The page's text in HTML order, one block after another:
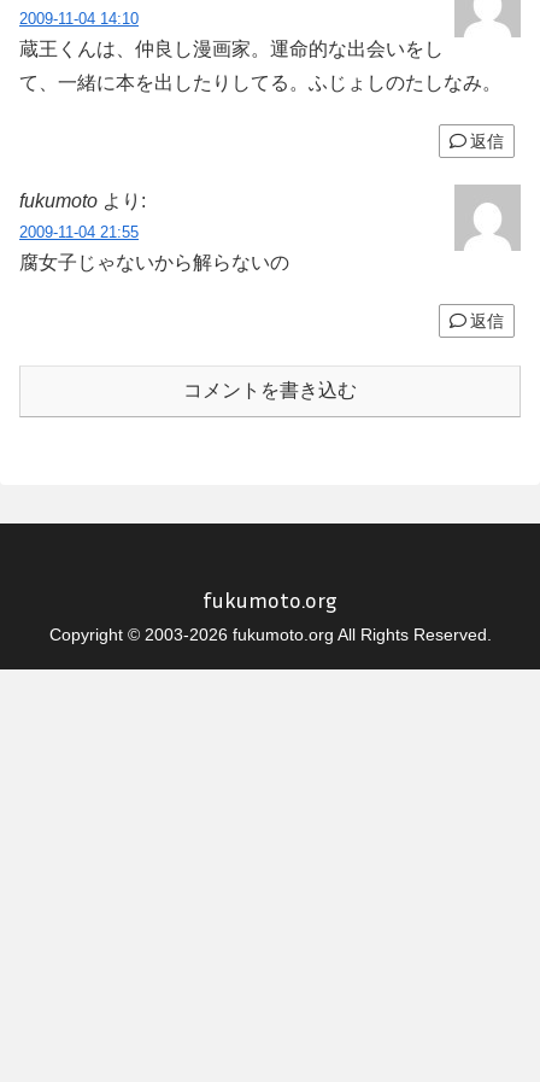
2009-11-04 14:10
蔵王くんは、仲良し漫画家。運命的な出会いをし
て、一緒に本を出したりしてる。ふじょしのたしなみ。
返信
fukumoto より:
2009-11-04 21:55
腐女子じゃないから解らないの
返信
コメントを書き込む
fukumoto.org
Copyright © 2003-2026 fukumoto.org All Rights Reserved.